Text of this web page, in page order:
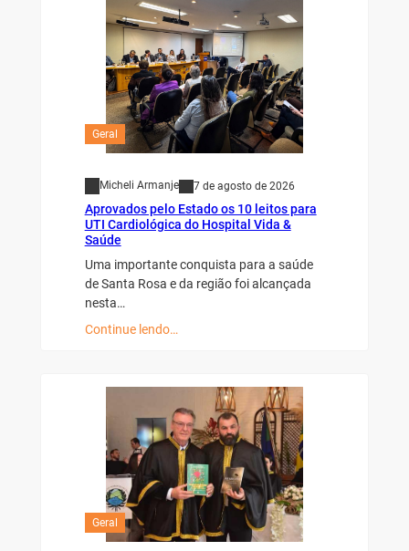
Geral
Micheli Armanje 7 de agosto de 2026
Aprovados pelo Estado os 10 leitos para
UTI Cardiológica do Hospital Vida &
Saúde
Uma importante conquista para a saúde
de Santa Rosa e da região foi alcançada
nesta…
Continue lendo…
Geral